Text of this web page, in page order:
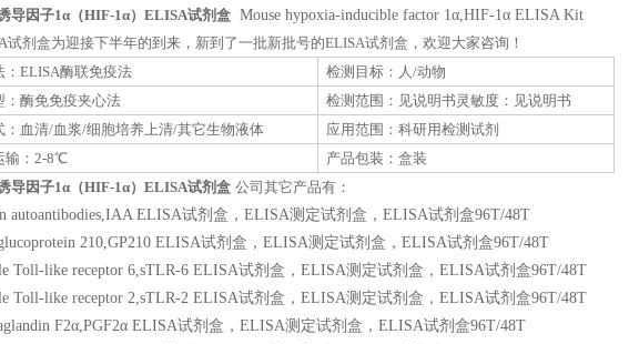
导因子1α（HIF-1α）ELISA试剂盒 Mouse hypoxia-inducible factor 1α,HIF-1α ELISA Kit
试剂盒为迎接下半年的到来，新到了一批新批号的ELISA试剂盒，欢迎大家咨询！
：ELISA酶联免疫法
检测目标：人/动物
：酶免免疫夹心法
检测范围：见说明书灵敏度：见说明书
：血清/血浆/细胞培养上清/其它生物液体
应用范围：科研用检测试剂
输：2-8℃
产品包装：盒装
导因子1α（HIF-1α）ELISA试剂盒 公司其它产品有：
autoantibodies,IAA ELISA试剂盒，ELISA测定试剂盒，ELISA试剂盒96T/48T
210,GP210 ELISA试剂盒，ELISA测定试剂盒，ELISA试剂盒96T/48T
Toll-like receptor 6,sTLR-6 ELISA试剂盒，ELISA测定试剂盒，ELISA试剂盒96T/48T
Toll-like receptor 2,sTLR-2 ELISA试剂盒，ELISA测定试剂盒，ELISA试剂盒96T/48T
F2α,PGF2α ELISA试剂盒，ELISA测定试剂盒，ELISA试剂盒96T/48T